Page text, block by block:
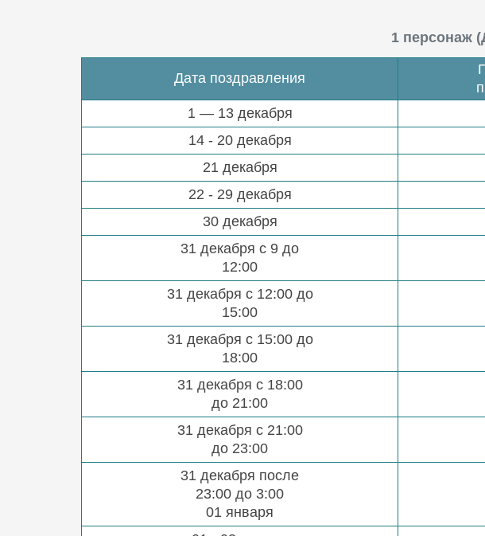
1 персонаж
Дата поздравления
1 — 13 декабря
14 - 20 декабря
21 декабря
22 - 29 декабря
30 декабря
31 декабря с 9 до
12:00
31 декабря с 12:00 до
15:00
31 декабря с 15:00 до
18:00
31 декабря с 18:00
до 21:00
31 декабря с 21:00
до 23:00
31 декабря после
23:00 до 3:00
01 января